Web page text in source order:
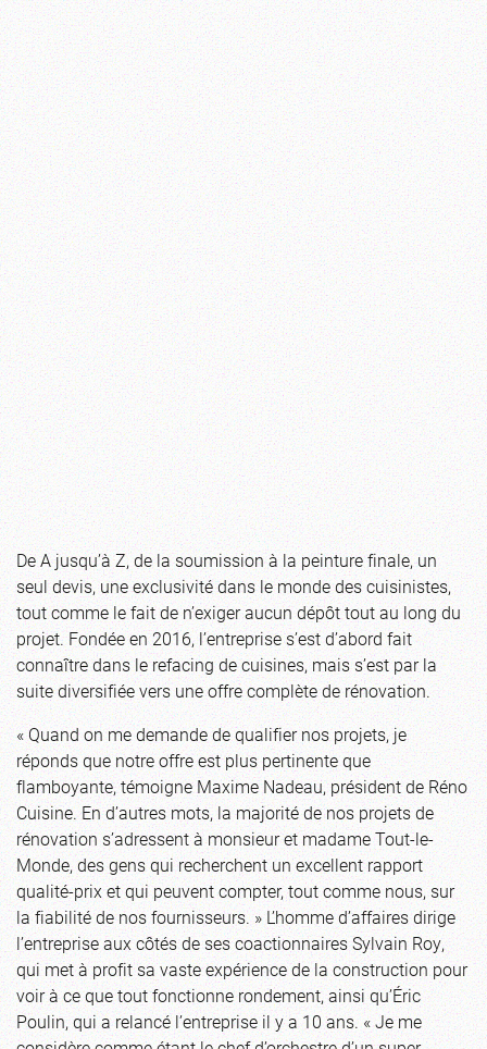
De A jusqu’à Z, de la soumission à la peinture finale, un
seul devis, une exclusivité dans le monde des cuisinistes,
tout comme le fait de n’exiger aucun dépôt tout au long du
projet. Fondée en 2016, l’entreprise s’est d’abord fait
connaître dans le refacing de cuisines, mais s’est par la
suite diversifiée vers une offre complète de rénovation.
« Quand on me demande de qualifier nos projets, je
réponds que notre offre est plus pertinente que
flamboyante, témoigne Maxime Nadeau, président de Réno
Cuisine. En d’autres mots, la majorité de nos projets de
rénovation s’adressent à monsieur et madame Tout-le-
Monde, des gens qui recherchent un excellent rapport
qualité-prix et qui peuvent compter, tout comme nous, sur
la fiabilité de nos fournisseurs. » L’homme d’affaires dirige
l’entreprise aux côtés de ses coactionnaires Sylvain Roy,
qui met à profit sa vaste expérience de la construction pour
voir à ce que tout fonctionne rondement, ainsi qu’Éric
Poulin, qui a relancé l’entreprise il y a 10 ans. « Je me